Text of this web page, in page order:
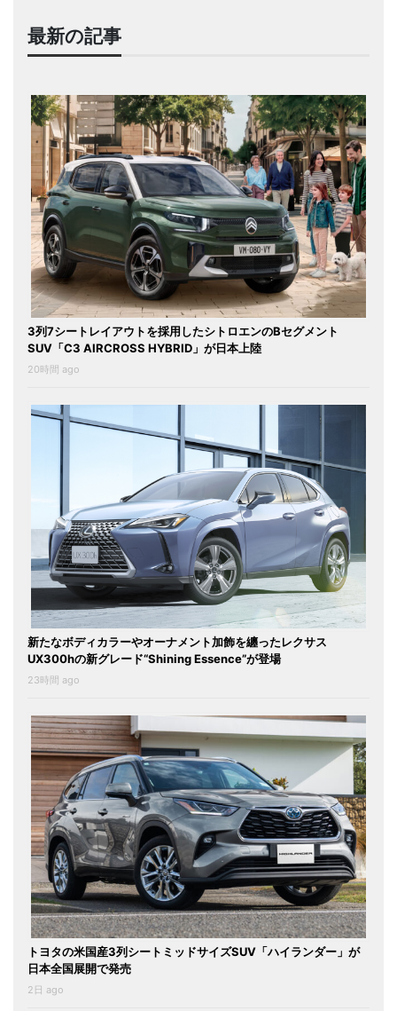
最新の記事
3列7シートレイアウトを採用したシトロエンのBセグメント
SUV「C3 AIRCROSS HYBRID」が日本上陸
20時間 ago
新たなボディカラーやオーナメント加飾を纏ったレクサス
UX300hの新グレード“Shining Essence”が登場
23時間 ago
トヨタの米国産3列シートミッドサイズSUV「ハイランダー」が
日本全国展開で発売
2日 ago